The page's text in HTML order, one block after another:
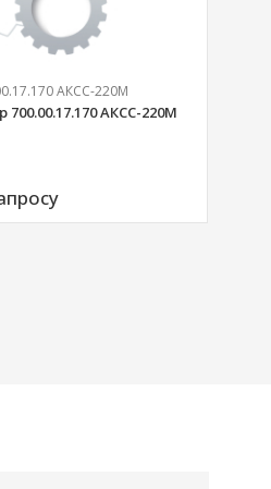
АКСС-220М
АКСС-220М